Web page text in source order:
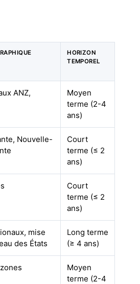
HORIZON
TEMPOREL
ANZ,
Moyen
terme (2-4
ans)
Nouvelle-
Court
terme (≤ 2
ans)
Court
terme (≤ 2
ans)
mise
des États
Long terme
(≥ 4 ans)
Moyen
terme (2-4